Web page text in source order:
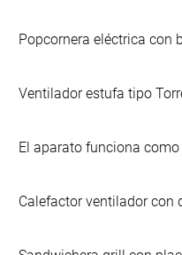
Popcornera eléctrica con
Ventilador estufa tipo
El aparato funciona
Calefactor ventilador con